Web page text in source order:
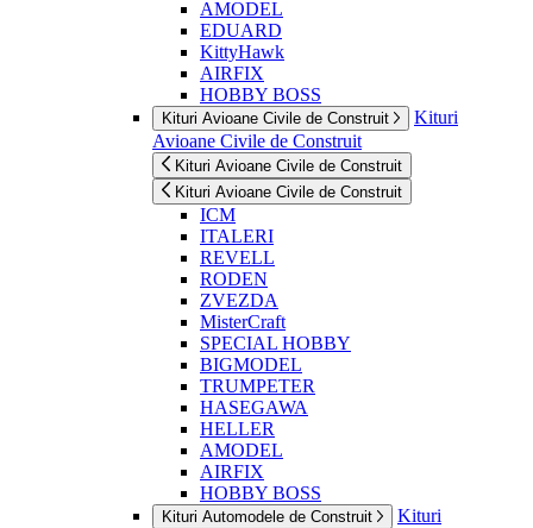
AMODEL
EDUARD
KittyHawk
AIRFIX
HOBBY BOSS
Kituri Avioane Civile de Construit
Kituri
Avioane Civile de Construit
Kituri Avioane Civile de Construit
Kituri Avioane Civile de Construit
ICM
ITALERI
REVELL
RODEN
ZVEZDA
MisterCraft
SPECIAL HOBBY
BIGMODEL
TRUMPETER
HASEGAWA
HELLER
AMODEL
AIRFIX
HOBBY BOSS
Kituri Automodele de Construit
Kituri